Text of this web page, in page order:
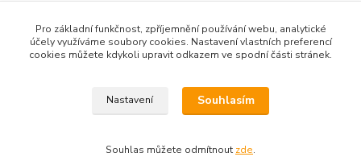
Zboží zařazeno v kategoriích
Pro základní funkčnost, zpříjemnění používání webu, analytické
účely využíváme soubory cookies. Nastavení vlastních preferencí
cookies můžete kdykoli upravit odkazem ve spodní části stránek.
Nastavení Souhlasím
Souhlas můžete odmítnout zde.